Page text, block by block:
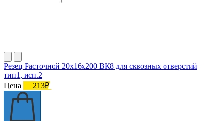
Резец Расточной 20х16х200 ВК8 для сквозных отверстий
тип1, исп.2
Цена
213₽